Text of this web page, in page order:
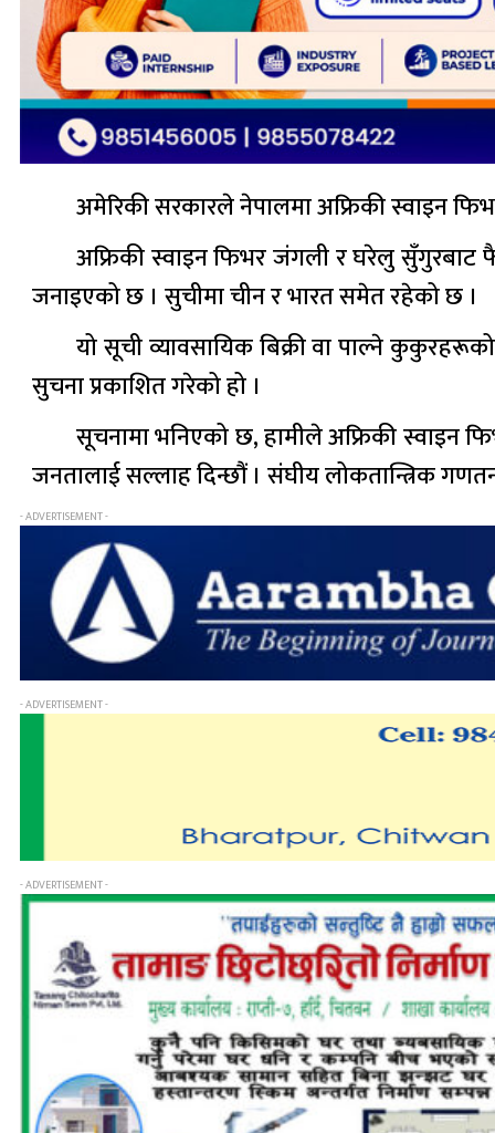
अमेरिकी सरकारले नेपालमा अफ्रिकी स्वाइन
अफ्रिकी स्वाइन फिभर जंगली र घरेलु सुँगुरबाट
जनाइएको छ । सुचीमा चीन र भारत समेत रहेको छ ।
यो सूची व्यावसायिक बिक्री वा पाल्ने
सुचना प्रकाशित गरेको हो ।
सूचनामा भनिएको छ, हामीले अफ्रिकी स्वाइन
जनतालाई सल्लाह दिन्छौं । संघीय लोकतान्त्रिक
- ADVERTISEMENT -
- ADVERTISEMENT -
- ADVERTISEMENT -